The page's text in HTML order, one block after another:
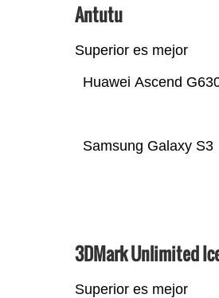
Antutu
Superior es mejor
Samsung Galaxy S3
Huawei Ascend
3DMark Unlimited
Superior es mejor